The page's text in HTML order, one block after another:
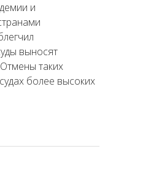
и
выносят
таких
более высоких